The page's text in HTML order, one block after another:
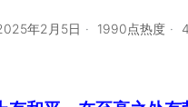
年2月5日 1990点热度